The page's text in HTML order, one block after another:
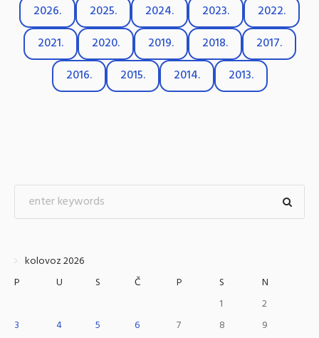
2026. 2025. 2024. 2023.
2022.
2021.
2020. 2019. 2018.
2017.
2016.
2015. 2014. 2013.
kolovoz 2026
P
U S Č P S
N
1
2
3
4 5 6 7 8
9